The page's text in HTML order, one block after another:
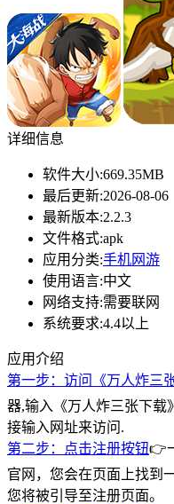
详细信息
软件大小:669.35MB
最后更新:2026-08-06
最新版本:2.2.3
文件格式:apk
应用分类:手机网游
使用语言:中文
网络支持:需要联网
系统要求:4.4以上
应用介绍
第一步：访问《万人炸三
器,输入《万人炸三张下载
接输入网址来访问.
第二步：点击注册按钮👉
官网，您会在页面上找到
您将被引导至注册页面。